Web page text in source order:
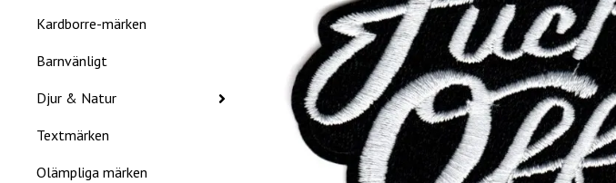
Kardborre-märken
Barnvänligt
Djur & Natur
Textmärken
Olämpliga märken